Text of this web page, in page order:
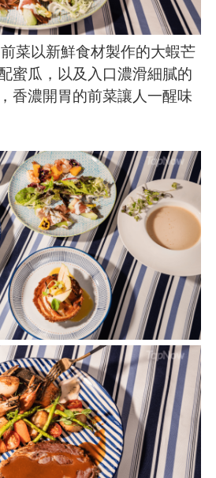
菜以新鮮食材製作的大蝦芒
蜜瓜，以及入口濃滑細膩的
香濃開胃的前菜讓人一醒味